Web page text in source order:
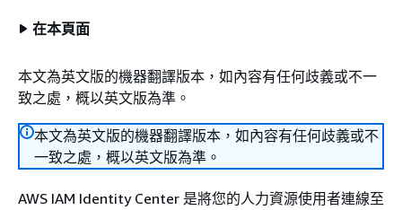
在本頁面
本文為英文版的機器翻譯版本，如內容有任何歧義或不一
致之處，概以英文版為準。
本文為英文版的機器翻譯版本，如內容有任何歧義或不
一致之處，概以英文版為準。
AWS IAM Identity Center 是將您的人力資源使用者連線至